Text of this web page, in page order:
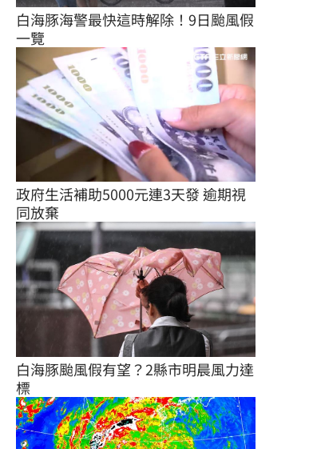
白海豚海警最快這時解除！9日颱風假
一覽
政府生活補助5000元連3天發 逾期視
同放棄
白海豚颱風假有望？2縣市明晨風力達
標